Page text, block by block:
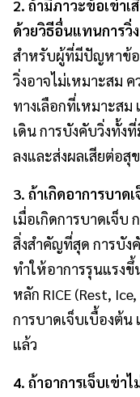
2. ถ้ามีภาวะข้อเข่าเ
ด้วยวิธีอื่นแทนการวิ่ง
สำหรับผู้ที่มีปัญหาข้อ
วิ่งอาจไม่เหมาะสม
ทางเลือกที่เหมาะสม
เดิน การบังคับวิ่งทั้ง
ลงและส่งผลเสียต่อสุ
3. ถ้าเกิดอาการบาด
เมื่อเกิดการบาดเจ็
สิ่งสำคัญที่สุด การบัง
ทำให้อาการรุนแรง
หลัก RICE (Rest,
การบาดเจ็บเบื้องต้น
แล้ว
4. ถ้าอาการเจ็บเข่า